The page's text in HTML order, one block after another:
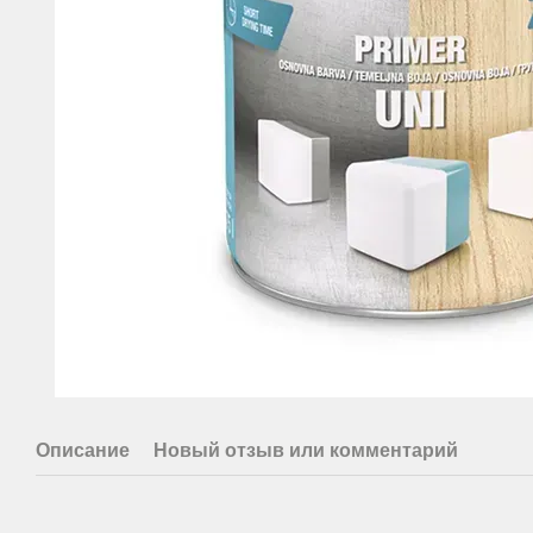
Описание Новый отзыв или комментарий